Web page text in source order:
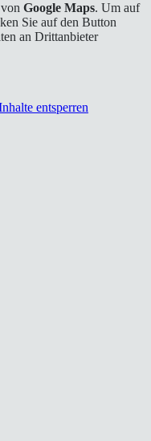
Google Maps. Um auf
Sie auf den Button
an Drittanbieter
entsperren